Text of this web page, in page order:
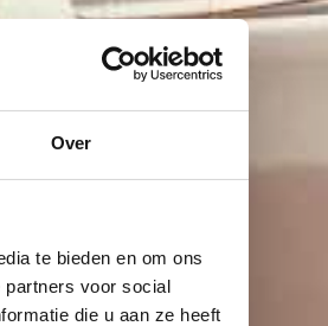
Over
te bieden en om ons
partners voor social
die u aan ze heeft